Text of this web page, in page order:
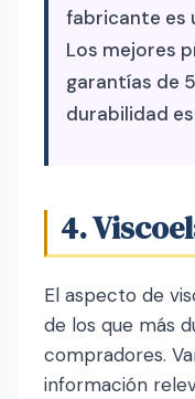
fabricante es
Los mejores
garantías de
durabilidad
4.
El aspecto de
de los que más
compradores.
información